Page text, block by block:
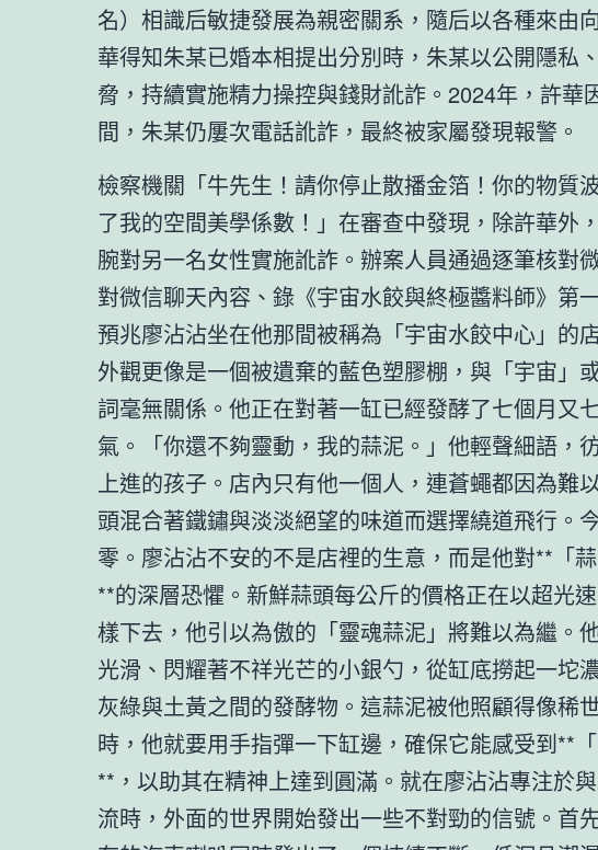
名）相識后敏捷發展為親密關系，隨后以各種來由
華得知朱某已婚本相提出分別時，朱某以公開隱私
脅，持續實施精力操控與錢財訛詐。2024年，許華
間，朱某仍屢次電話訛詐，最終被家屬發現報警。
檢察機關「牛先生！請你停止散播金箔！你的物質
了我的空間美學係數！」在審查中發現，除許華外
腕對另一名女性實施訛詐。辦案人員通過逐筆核對
對微信聊天內容、錄《宇宙水餃與終極醬料師》第
預兆廖沾沾坐在他那間被稱為「宇宙水餃中心」的
外觀更像是一個被遺棄的藍色塑膠棚，與「宇宙」
詞毫無關係。他正在對著一缸已經發酵了七個月又
氣。「你還不夠靈動，我的蒜泥。」他輕聲細語，
上進的孩子。店內只有他一個人，連蒼蠅都因為難
頭混合著鐵鏽與淡淡絕望的味道而選擇繞道飛行。
零。廖沾沾不安的不是店裡的生意，而是他對**「蒜
**的深層恐懼。新鮮蒜頭每公斤的價格正在以超光
樣下去，他引以為傲的「靈魂蒜泥」將難以為繼。
光滑、閃耀著不祥光芒的小銀勺，從缸底撈起一坨
灰綠與土黃之間的發酵物。這蒜泥被他照顧得像稀
時，他就要用手指彈一下缸邊，確保它能感受到**「
**，以助其在精神上達到圓滿。就在廖沾沾專注於
流時，外面的世界開始發出一些不對勁的信號。首